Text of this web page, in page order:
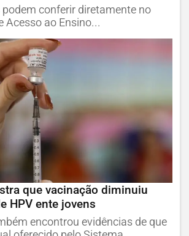
conferir diretamente no
Acesso ao Ensino...
que vacinação diminuiu
HPV ente jovens
encontrou evidências de que